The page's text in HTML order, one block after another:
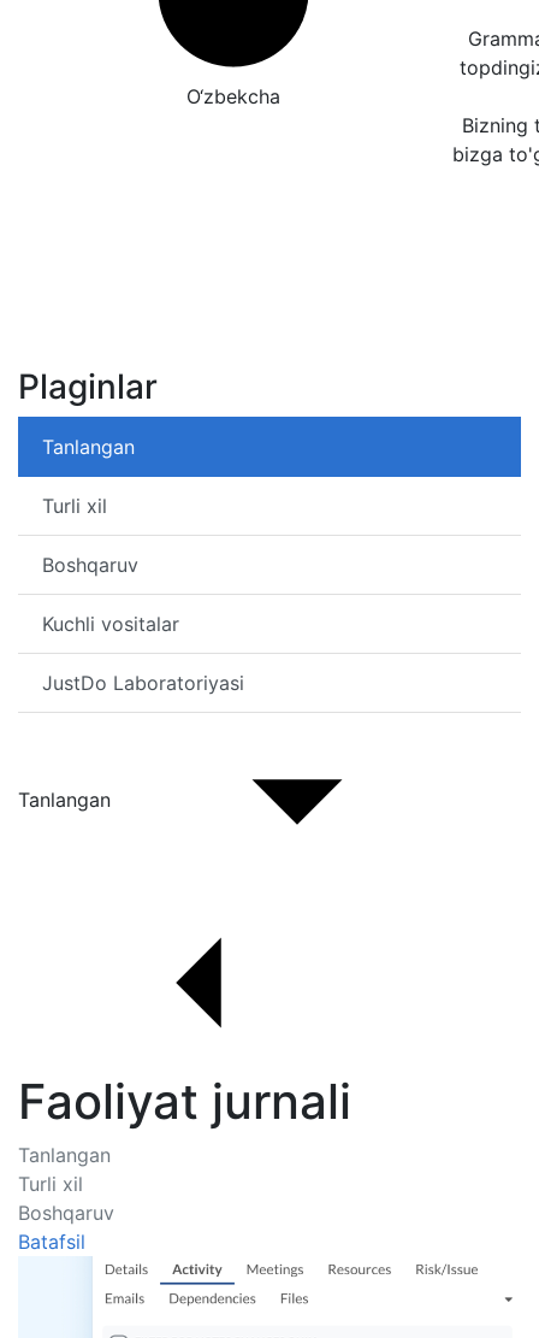
O‘zbekcha
Bizning
bizga
Plaginlar
Tanlangan
Turli xil
Boshqaruv
Kuchli vositalar
JustDo Laboratoriyasi
Tanlangan
Faoliyat jurnali
Tanlangan
Turli xil
Boshqaruv
Batafsil